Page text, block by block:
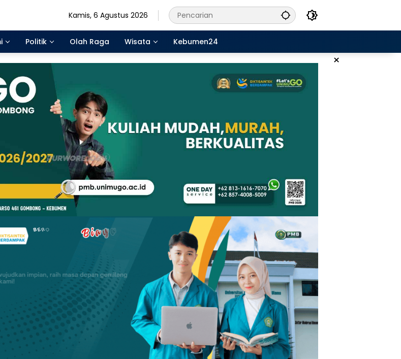
Kamis, 6 Agustus 2026
Politik Olah Raga Wisata Kebumen24
×